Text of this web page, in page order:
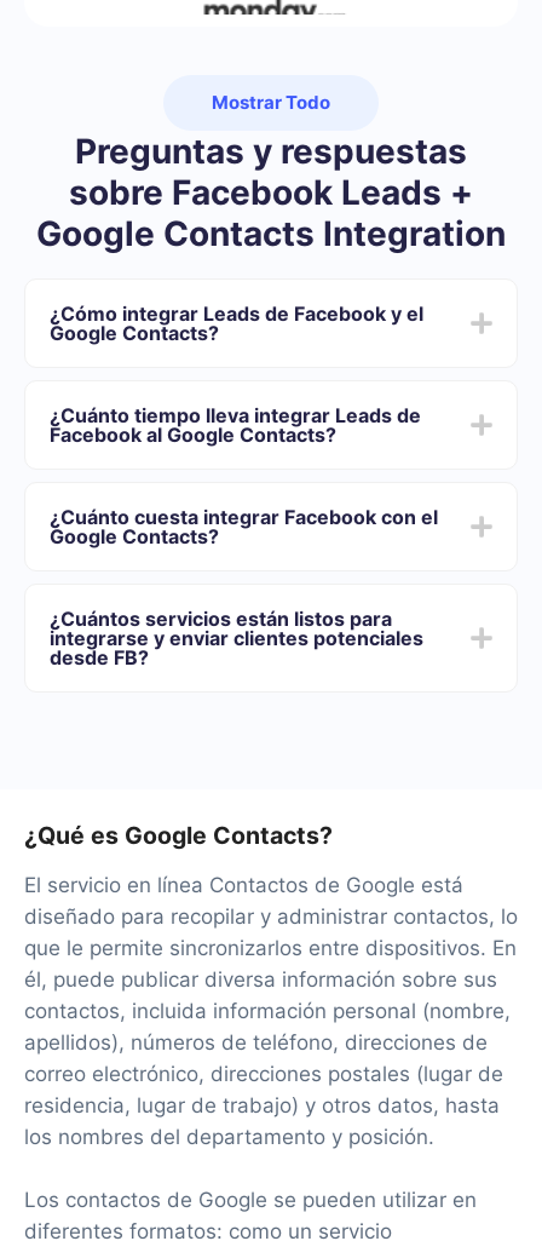
Mostrar Todo
Preguntas y respuestas
sobre Facebook Leads +
Google Contacts Integration
¿Cómo integrar Leads de Facebook y el
Google Contacts?
Contacts
Active la actualización automática
¿Cuánto tiempo lleva integrar Leads de
Facebook al Google Contacts?
5 y 30 minutos. En promedio, la configuración demora
entre 10 y 15 minutos.
¿Cuánto cuesta integrar Facebook con el
Google Contacts?
de funcionalidades que mejor se adapte a sus
necesidades. Además, tienes la oportunidad de probar
el servicio de forma gratuita durante 14 días.
¿Cuántos servicios están listos para
integrarse y enviar clientes potenciales
desde FB?
¿Qué es Google Contacts?
El servicio en línea Contactos de Google está
diseñado para recopilar y administrar contactos, lo
que le permite sincronizarlos entre dispositivos. En
él, puede publicar diversa información sobre sus
contactos, incluida información personal (nombre,
apellidos), números de teléfono, direcciones de
correo electrónico, direcciones postales (lugar de
residencia, lugar de trabajo) y otros datos, hasta
los nombres del departamento y posición.
Los contactos de Google se pueden utilizar en
diferentes formatos: como un servicio